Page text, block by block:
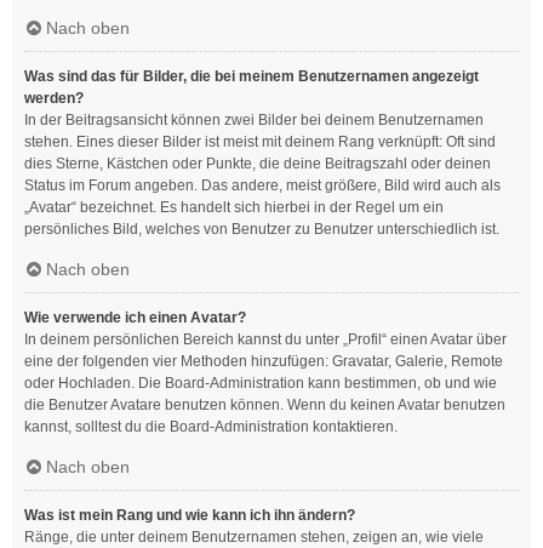
Nach oben
Was sind das für Bilder, die bei meinem Benutzernamen angezeigt
werden?
In der Beitragsansicht können zwei Bilder bei deinem Benutzernamen
stehen. Eines dieser Bilder ist meist mit deinem Rang verknüpft: Oft sind
dies Sterne, Kästchen oder Punkte, die deine Beitragszahl oder deinen
Status im Forum angeben. Das andere, meist größere, Bild wird auch als
„Avatar“ bezeichnet. Es handelt sich hierbei in der Regel um ein
persönliches Bild, welches von Benutzer zu Benutzer unterschiedlich ist.
Nach oben
Wie verwende ich einen Avatar?
In deinem persönlichen Bereich kannst du unter „Profil“ einen Avatar über
eine der folgenden vier Methoden hinzufügen: Gravatar, Galerie, Remote
oder Hochladen. Die Board-Administration kann bestimmen, ob und wie
die Benutzer Avatare benutzen können. Wenn du keinen Avatar benutzen
kannst, solltest du die Board-Administration kontaktieren.
Nach oben
Was ist mein Rang und wie kann ich ihn ändern?
Ränge, die unter deinem Benutzernamen stehen, zeigen an, wie viele